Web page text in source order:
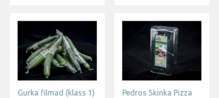
Gurka filmad (klass 1)
Pedros Skinka Pizza